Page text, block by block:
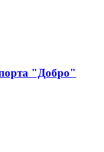
"Добро"